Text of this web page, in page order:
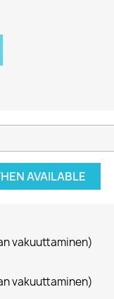
AVAILABLE
vakuuttaminen)
vakuuttaminen)